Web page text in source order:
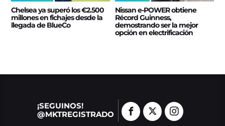
Chelsea ya superó los €2.500
millones en fichajes desde la
llegada de BlueCo
Nissan e‑POWER obtiene
Récord Guinness,
demostrando ser la mejor
opción en electrificación
¡SEGUINOS!
@MKTREGISTRADO